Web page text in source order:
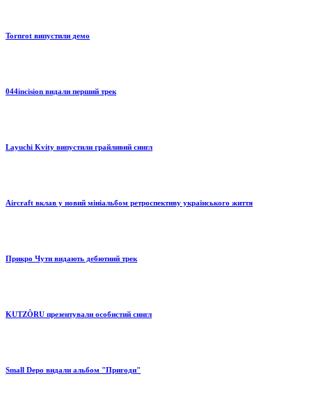
Tornrot випустили демо
044incision видали перший трек
Layuchi Kvity випустили грайливий сингл
Aircraft вклав у новий мініальбом ретроспективу українського життя
Прикро Чути видають дебютний трек
KUTZÔRU презентували особистий сингл
Small Depo видали альбом "Пригоди"